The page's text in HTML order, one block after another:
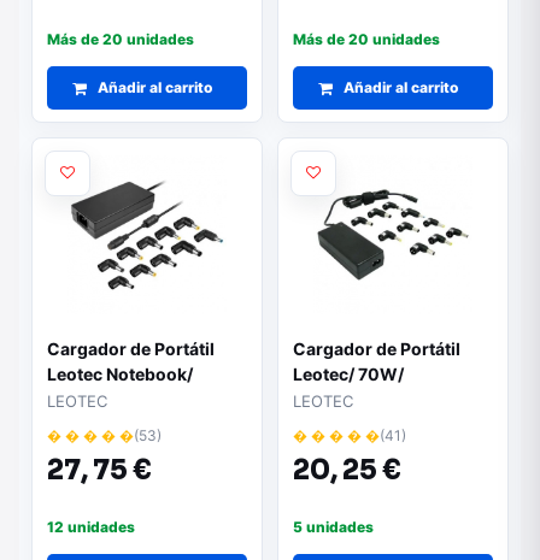
Más de 20 unidades
Añadir al carrito
Más de 20 unidades
Añadir al carrito
Cargador de Portátil
Leotec Notebook/
120W/ Automático/ 10
Conectores/ Voltaje 12-
20V
LEOTEC
� � � � �(53)
27,75 €
12 unidades
Cargador de Portátil
Leotec/ 70W/
Automático/ 10
Conectores/ Voltaje 15-
20V
LEOTEC
� � � � �(41)
20,25 €
5 unidades